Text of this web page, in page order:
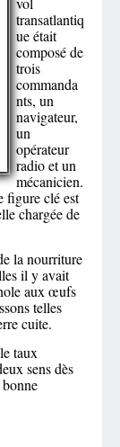
transatlantiq
ue était
composé de
trois
commanda
nts, un
navigateur,
un
opérateur
radio et un
mécanicien.
figure clé est
chargée de
la nourriture
il y avait
aux œufs
telles
cuite.
taux
sens dès